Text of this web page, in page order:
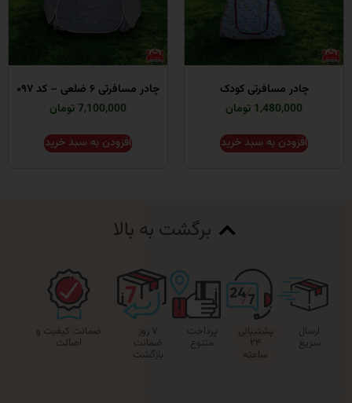
مسافرتی کودک
به سبد خرید
چادر مسافرتی ۶ ضلعی – کد ۰۹۷
افزودن به سبد خرید
برگشت به بالا
پشتیبانی
۲۴
پرداخت
متنوع
۷ روز
ضمانت
ضمانت کیفیت و
اصالت